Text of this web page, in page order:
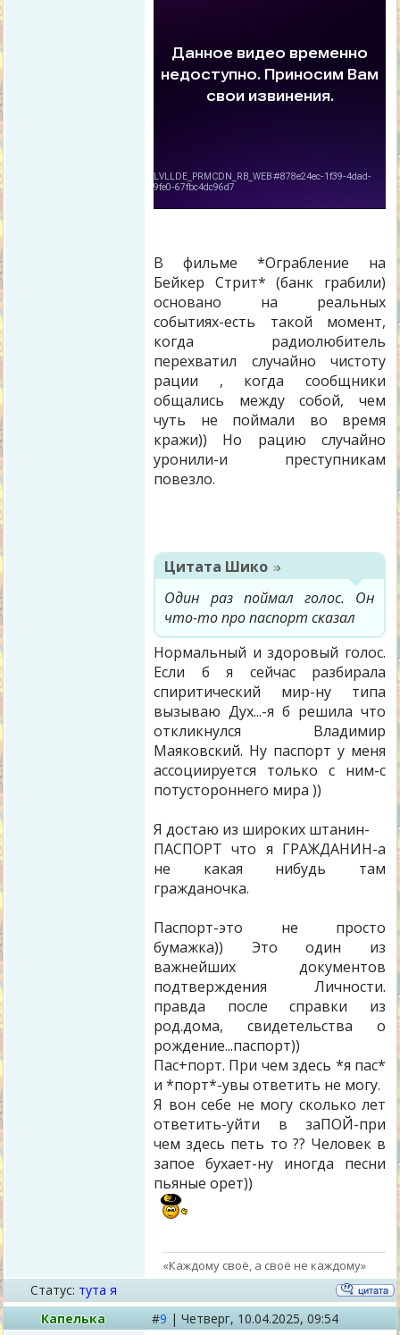
В фильме *Ограбление на
Бейкер Стрит* (банк грабили)
основано на реальных
событиях-есть такой момент,
когда радиолюбитель
перехватил случайно чистоту
рации , когда сообщники
общались между собой, чем
чуть не поймали во время
кражи)) Но рацию случайно
уронили-и преступникам
повезло.
Цитата Шико
Один раз поймал голос. Он
что-то про паспорт сказал
Нормальный и здоровый голос.
Если б я сейчас разбирала
спиритический мир-ну типа
вызываю Дух...-я б решила что
откликнулся Владимир
Маяковский. Ну паспорт у меня
ассоциируется только с ним-с
потустороннего мира ))
Я достаю из широких штанин-
ПАСПОРТ что я ГРАЖДАНИН-а
не какая нибудь там
гражданочка.
Паспорт-это не просто
бумажка)) Это один из
важнейших документов
подтверждения Личности.
правда после справки из
род.дома, свидетельства о
рождение...паспорт))
Пас+порт. При чем здесь *я пас*
и *порт*-увы ответить не могу.
Я вон себе не могу сколько лет
ответить-уйти в заПОЙ-при
чем здесь петь то ?? Человек в
запое бухает-ну иногда песни
пьяные орет))
«Каждому своё, а своё не каждому»
Статус: тута я
Капелька
#9 | Четверг, 10.04.2025, 09:54